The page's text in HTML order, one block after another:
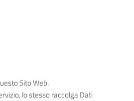
Sito Web.
lo stesso raccolga Dati